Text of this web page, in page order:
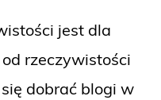
jest dla
rzeczywistości
dobrać blogi w